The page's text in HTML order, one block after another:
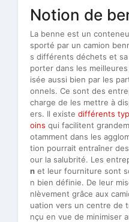
Notion de
La benne est un
sporté par un camion
s différents déchets et
porter dans les
isée aussi bien par les
onnels. Ce sont des
charge de les mettre à
ers. Il existe différents
oins qui facilitent
otamment dans les
tion pourrait entraîner
our la salubrité. Les
n et leur fourniture sont
n bien définie. De leur
nlèvement grâce aux
uation vers un centre de
nçu en vue de minimiser